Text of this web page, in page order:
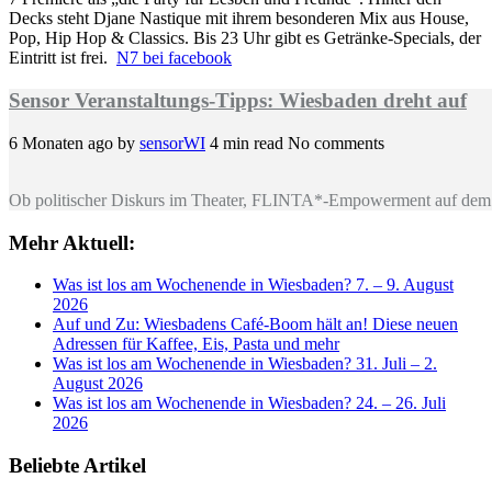
Decks steht Djane Nastique mit ihrem besonderen Mix aus House,
Pop, Hip Hop & Classics. Bis 23 Uhr gibt es Getränke-Specials, der
Eintritt ist frei. N7 bei facebook
Sensor Veranstaltungs-Tipps: Wiesbaden dreht auf
6 Monaten ago by sensorWI 4 min read No comments
Ob politischer Diskurs im Theater, FLINTA*-Empowerment auf
Mehr Aktuell:
Was ist los am Wochenende in Wiesbaden? 7. – 9. August
2026
Auf und Zu: Wiesbadens Café-Boom hält an! Diese neuen
Adressen für Kaffee, Eis, Pasta und mehr
Was ist los am Wochenende in Wiesbaden? 31. Juli – 2.
August 2026
Was ist los am Wochenende in Wiesbaden? 24. – 26. Juli
2026
Beliebte Artikel